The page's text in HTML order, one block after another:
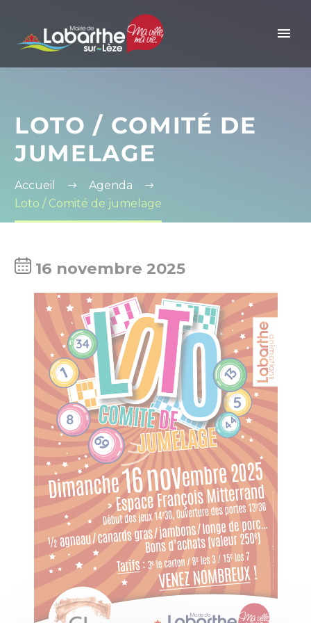
LOTO / COMITÉ DE
JUMELAGE
Accueil
Agenda
Loto / Comité de jumelage
16 novembre 2025